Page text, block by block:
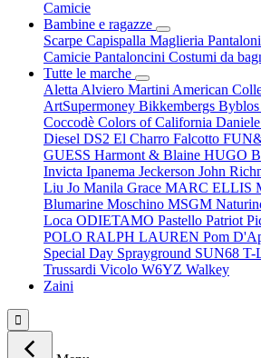
Camicie
Bambine e ragazze
Scarpe Capispalla Maglieria Pantaloni
Camicie Pantaloncini Costumi da
Tutte le marche
Aletta Alviero Martini American
ArtSupermoney Bikkembergs Byblos
Coccodè Colors of California
Diesel DS2 El Charro Falcotto
GUESS Harmont & Blaine HUGO
Invicta Ipanema Jeckerson John
Liu Jo Manila Grace MARC ELLIS
Blumarine Moschino MSGM
Loca ODIETAMO Pastello Patriot
POLO RALPH LAUREN Pom
Special Day Sprayground SUN68 T-
Trussardi Vicolo W6YZ Walkey
Zaini
